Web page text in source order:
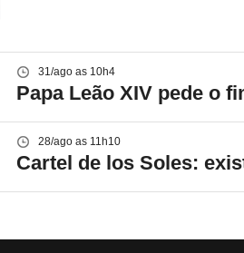
31/ago as 10h4
Papa Leão XIV pede o
28/ago as 11h10
Cartel de los Soles: